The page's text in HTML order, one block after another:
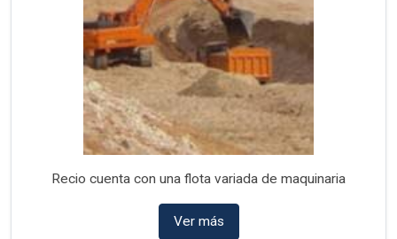
Recio cuenta con una flota variada de maquinaria
Ver más